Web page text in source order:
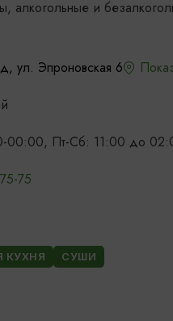
и
ул. Эпроновская 6
00:00, Пт-Сб: 11:00 до
75
КУХНЯ СУШИ